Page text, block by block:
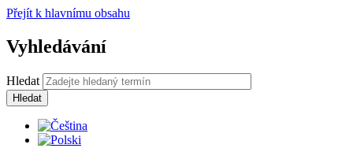
Přejít k hlavnímu obsahu
Vyhledávání
Hledat